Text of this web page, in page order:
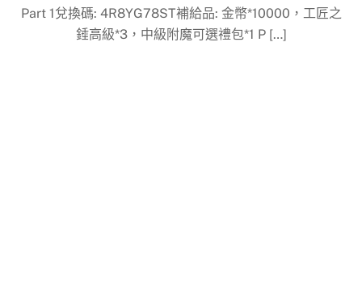
Part 1兌換碼: 4R8YG78ST補給品: 金幣*10000，工匠之
錘高級*3，中級附魔可選禮包*1 P […]